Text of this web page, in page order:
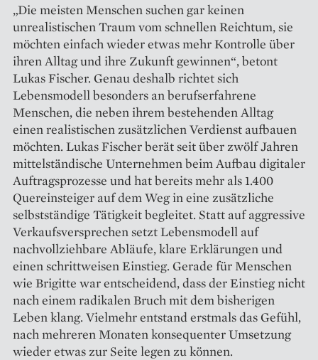
„Die meisten Menschen suchen gar keinen
unrealistischen Traum vom schnellen Reichtum, sie
möchten einfach wieder etwas mehr Kontrolle über
ihren Alltag und ihre Zukunft gewinnen“, betont
Lukas Fischer. Genau deshalb richtet sich
Lebensmodell besonders an berufserfahrene
Menschen, die neben ihrem bestehenden Alltag
einen realistischen zusätzlichen Verdienst aufbauen
möchten. Lukas Fischer berät seit über zwölf Jahren
mittelständische Unternehmen beim Aufbau digitaler
Auftragsprozesse und hat bereits mehr als 1.400
Quereinsteiger auf dem Weg in eine zusätzliche
selbstständige Tätigkeit begleitet. Statt auf aggressive
Verkaufsversprechen setzt Lebensmodell auf
nachvollziehbare Abläufe, klare Erklärungen und
einen schrittweisen Einstieg. Gerade für Menschen
wie Brigitte war entscheidend, dass der Einstieg nicht
nach einem radikalen Bruch mit dem bisherigen
Leben klang. Vielmehr entstand erstmals das Gefühl,
nach mehreren Monaten konsequenter Umsetzung
wieder etwas zur Seite legen zu können.